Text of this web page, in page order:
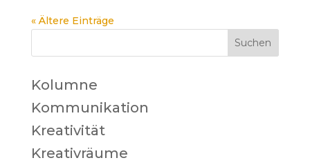
« Ältere Einträge
Kolumne
Kommunikation
Kreativität
Kreativräume